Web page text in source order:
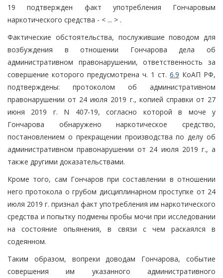
19 подтвержден факт употребления Гончаровым
наркотического средства - < ... > .
Фактические обстоятельства, послужившие поводом для
возбуждения в отношении Гончарова дела об
административном правонарушении, ответственность за
совершение которого предусмотрена ч. 1 ст. 6.9 КоАП РФ,
подтверждены: протоколом об административном
правонарушении от 24 июля 2019 г., копией справки от 27
июня 2019 г. N 407-19, согласно которой в моче у
Гончарова обнаружено наркотическое средство,
постановлением о прекращении производства по делу об
административном правонарушении от 24 июля 2019 г., а
также другими доказательствами.
Кроме того, сам Гончаров при составлении в отношении
него протокола о грубом дисциплинарном проступке от 24
июля 2019 г. признал факт употребления им наркотического
средства и попытку подмены пробы мочи при исследовании
на состояние опьянения, в связи с чем раскаялся в
содеянном.
Таким образом, вопреки доводам Гончарова, событие
совершения им указанного административного